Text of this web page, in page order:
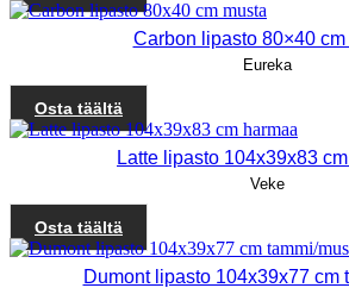
Carbon lipasto 80×40 cm
Eureka
Osta täältä
Latte lipasto 104x39x83
Veke
Osta täältä
Dumont lipasto 104x39x77 cm